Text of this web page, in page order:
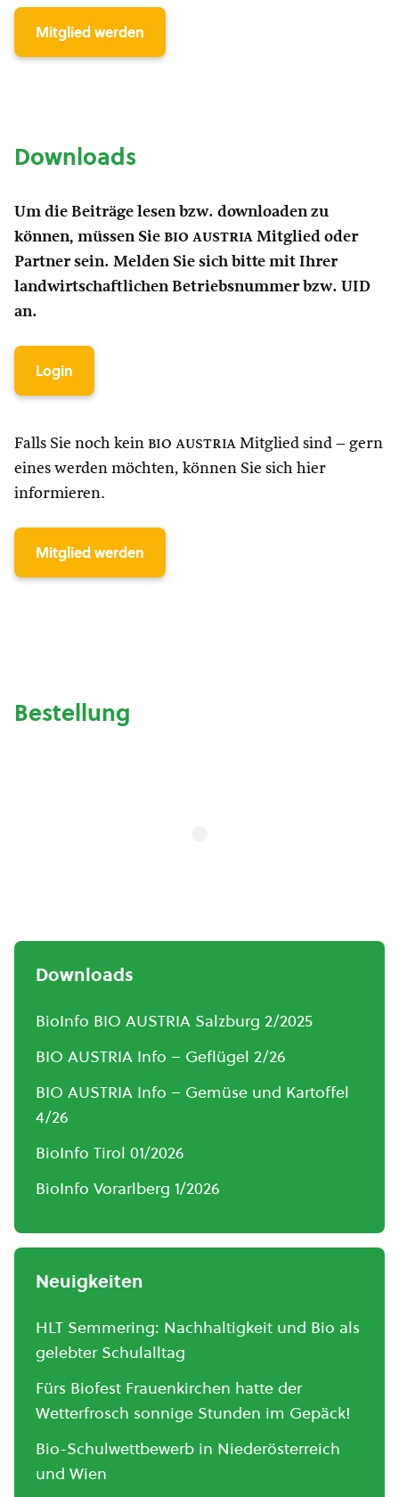
Mitglied werden
Downloads
Um die Beiträge lesen bzw. downloaden zu
können, müssen Sie bio austria Mitglied oder
Partner sein. Melden Sie sich bitte mit Ihrer
landwirtschaftlichen Betriebsnummer bzw. UID
an.
Login
Falls Sie noch kein bio austria Mitglied sind – gern
eines werden möchten, können Sie sich hier
informieren.
Mitglied werden
Bestellung
Downloads
BioInfo BIO AUSTRIA Salzburg 2/2025
BIO AUSTRIA Info – Geflügel 2/26
BIO AUSTRIA Info – Gemüse und Kartoffel
4/26
BioInfo Tirol 01/2026
BioInfo Vorarlberg 1/2026
Neuigkeiten
HLT Semmering: Nachhaltigkeit und Bio als
gelebter Schulalltag
Fürs Biofest Frauenkirchen hatte der
Wetterfrosch sonnige Stunden im Gepäck!
Bio-Schulwettbewerb in Niederösterreich
und Wien